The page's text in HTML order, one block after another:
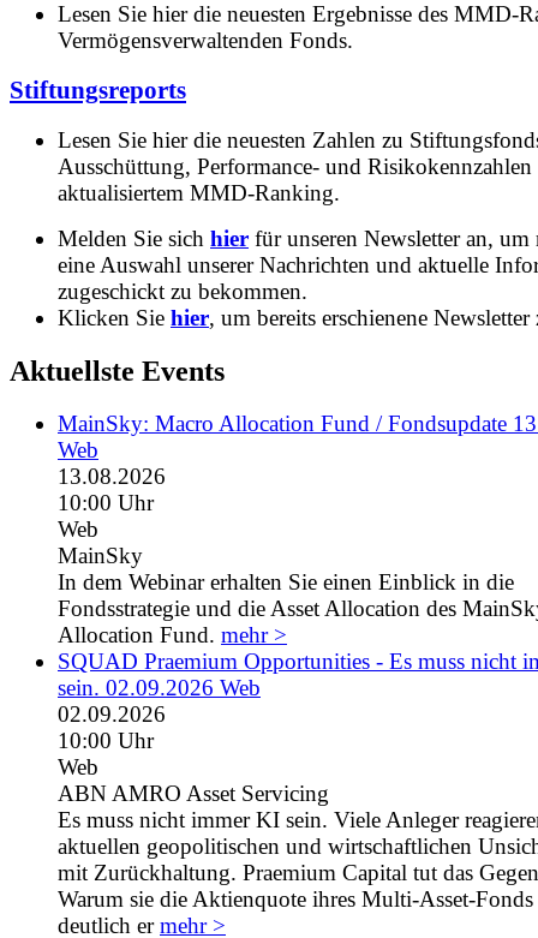
Lesen Sie hier die neuesten Ergebnisse des MMD-
Vermögensverwaltenden Fonds.
Stiftungsreports
Lesen Sie hier die neuesten Zahlen zu
Ausschüttung, Performance- und
aktualisiertem MMD-Ranking.
Melden Sie sich hier für unseren Newsletter an, um
eine Auswahl unserer Nachrichten und aktuelle
zugeschickt zu bekommen.
Klicken Sie hier, um bereits erschienene Newsletter
Aktuellste Events
MainSky: Macro Allocation Fund / Fondsupdate
Web
13.08.2026
10:00 Uhr
Web
MainSky
In dem Webinar erhalten Sie einen Einblick in die
Fondsstrategie und die Asset Allocation des
Allocation Fund. mehr >
SQUAD Praemium Opportunities - Es muss nicht
sein. 02.09.2026 Web
02.09.2026
10:00 Uhr
Web
ABN AMRO Asset Servicing
Es muss nicht immer KI sein. Viele Anleger
aktuellen geopolitischen und wirtschaftlichen
mit Zurückhaltung. Praemium Capital tut das
Warum sie die Aktienquote ihres Multi-Asset-Fonds
deutlich ermehr >